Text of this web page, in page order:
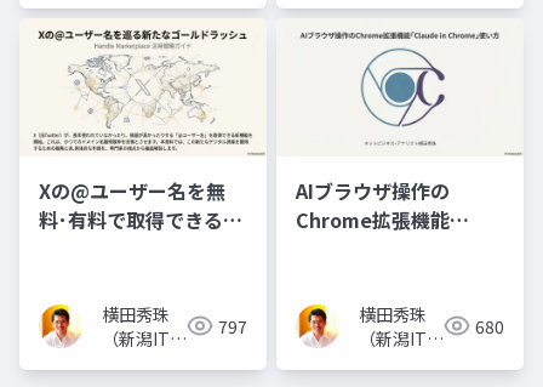
タント）
Xの@ユーザー名を無
料･有料で取得できる
横田秀珠
（新潟ITコ
797
AIブラウザ操作の
Chrome拡張機能
横田秀珠
（新潟ITコ
680